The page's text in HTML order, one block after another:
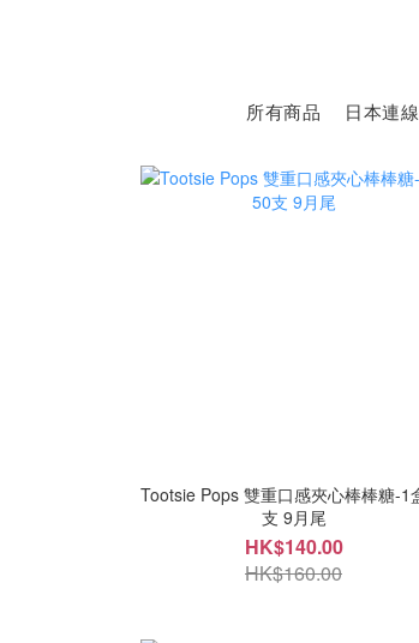
所有商品 日本連
Tootsie Pops 雙重口感夾心棒棒糖-1
支 9月尾
HK$140.00
HK$160.00